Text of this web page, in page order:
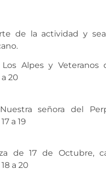
de la actividad y
Alpes y
20
señora del
a 19
de 17 de Octubre,
a 20